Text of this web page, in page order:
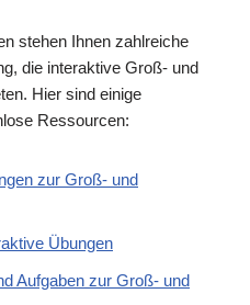
stehen Ihnen zahlreiche
die interaktive Groß- und
Hier sind einige
Ressourcen:
zur Groß- und
Übungen
Aufgaben zur Groß- und